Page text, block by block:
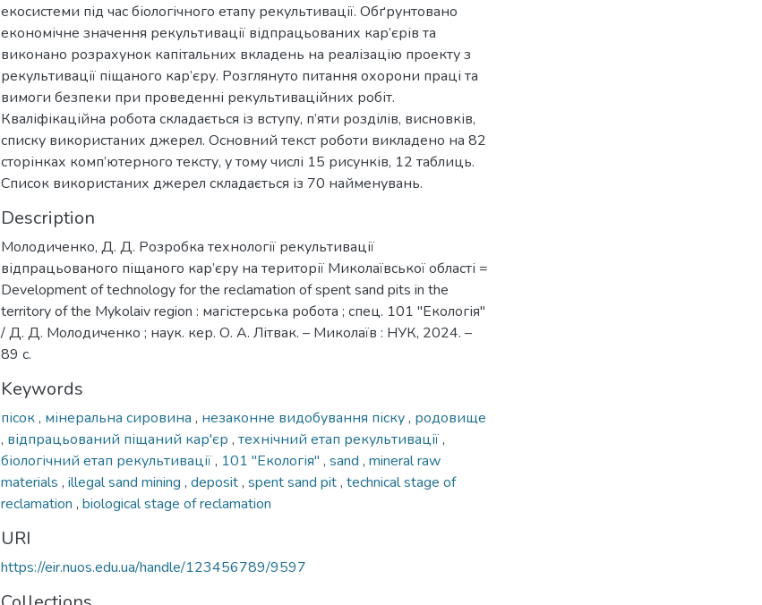
екосистеми під час біологічного етапу рекультивації. Обґрунтовано
економічне значення рекультивації відпрацьованих кар’єрів та
виконано розрахунок капітальних вкладень на реалізацію проекту з
рекультивації піщаного кар’єру. Розглянуто питання охорони праці та
вимоги безпеки при проведенні рекультиваційних робіт.
Кваліфікаційна робота складається із вступу, п’яти розділів, висновків,
списку використаних джерел. Основний текст роботи викладено на 82
сторінках комп’ютерного тексту, у тому числі 15 рисунків, 12 таблиць.
Description
Молодиченко, Д. Д. Розробка технології рекультивації
відпрацьованого піщаного кар’єру на території Миколаївської області =
Development of technology for the reclamation of spent sand pits in the
territory of the Mykolaiv region : магістерська робота ; спец. 101 ''Екологія''
/ Д. Д. Молодиченко ; наук. кер. О. А. Літвак. – Миколаїв : НУК, 2024. –
89 с.
Keywords
пісок, мінеральна сировина , незаконне видобування піску, родовище
, відпрацьований піщаний кар'єр , технічний етап рекультивації,
біологічний етап рекультивації, 101 ''Екологія'' , sand , mineral raw
materials , illegal sand mining , deposit, spent sand pit, technical stage of
reclamation , biological stage of reclamation
URI
https://eir.nuos.edu.ua/handle/123456789/9597